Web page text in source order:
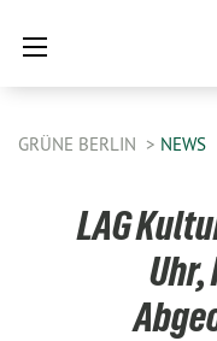
GRÜNE BERLIN NEWS
LAG
Uhr,